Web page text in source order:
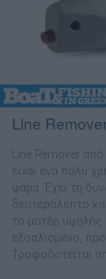
Line
Line Remover
είναι ένα πολύ
ψαρά. Έχει τη
δευτερόλεπτο
το µοτέρ υψηλής
εξοπλισµένο,
Τροφοδοτείται